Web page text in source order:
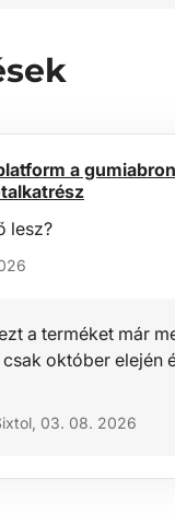
a
lesz?
a terméket már
október elején
03. 08. 2026